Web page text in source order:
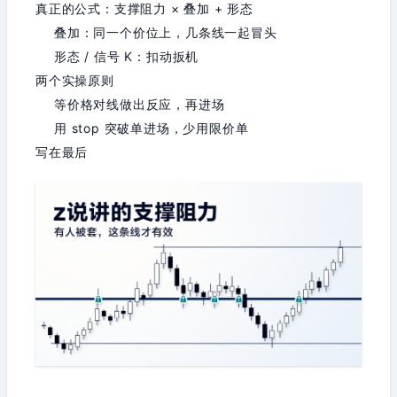
真正的公式：支撑阻力 × 叠加 + 形态
叠加：同一个价位上，几条线一起冒头
形态 / 信号 K：扣动扳机
两个实操原则
等价格对线做出反应，再进场
用 stop 突破单进场，少用限价单
写在最后